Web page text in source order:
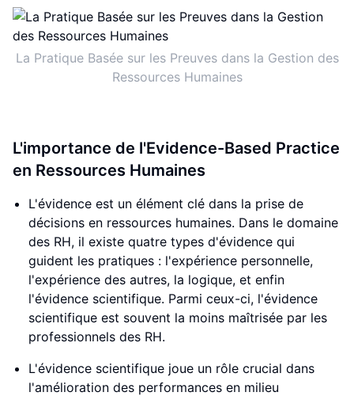
La Pratique Basée sur les Preuves dans la Gestion des
Ressources Humaines
L'importance de l'Evidence-Based Practice
en Ressources Humaines
L'évidence est un élément clé dans la prise de
décisions en ressources humaines. Dans le domaine
des RH, il existe quatre types d'évidence qui
guident les pratiques : l'expérience personnelle,
l'expérience des autres, la logique, et enfin
l'évidence scientifique. Parmi ceux-ci, l'évidence
scientifique est souvent la moins maîtrisée par les
professionnels des RH.
L'évidence scientifique joue un rôle crucial dans
l'amélioration des performances en milieu